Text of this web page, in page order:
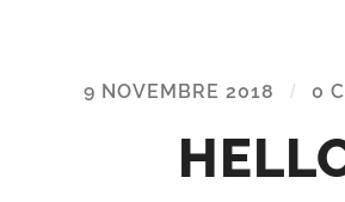
9 NOVEMBRE 2018 / 0